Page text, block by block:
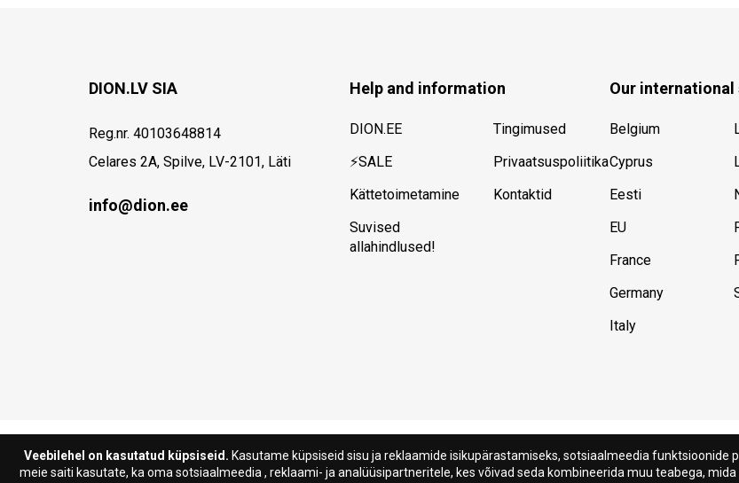
DION.LV SIA
Reg.nr. 40103648814
Celares 2A, Spilve, LV-2101, Läti
info@dion.ee
Help and information
DION.EE
⚡SALE
Kättetoimetamine
Suvised
allahindlused!
Tingimused
Privaatsuspoliitika
Kontaktid
Our international
Belgium
Cyprus
Eesti
EU
France
Germany
Italy
Veebilehel on kasutatud küpsiseid. Kasutame küpsiseid sisu ja reklaamide isikupärastamiseks, sotsiaalmeedia
meie saiti kasutate, ka oma sotsiaalmeedia , reklaami- ja analüüsipartneritele, kes võivad seda kombineerida muu teabega,